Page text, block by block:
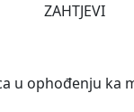
ZAHTJEVI
u ophođenju ka